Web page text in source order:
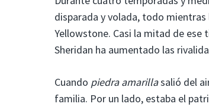
disparada y volada, todo
Yellowstone. Casi la mitad de
Sheridan ha aumentado las
Cuando piedra amarillasalió del
familia. Por un lado, estaba el